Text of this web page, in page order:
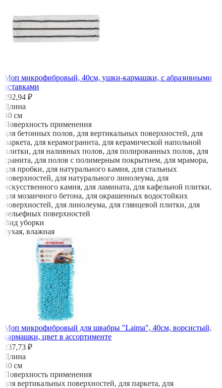
Моп микрофибровый, 40см, ушки-кармашки, с абразивными
вставками
292,94 ₽
Длина
40 см
Поверхность применения
для бетонных полов, для вертикальных поверхностей, для
паркета, для керамогранита, для керамической напольной
плитки, для наливных полов, для полированных полов, для
гранита, для полов с полимерным покрытием, для мрамора,
для пробки, для натурального камня, для стальных
поверхностей, для натурального линолеума, для
искусственного камня, для ламината, для кафельной плитки,
для мозаичного бетона, для окрашенных водостойких
поверхностей, для линолеума, для глянцевой плитки, для
рельефных поверхностей
Вид уборки
сухая, влажная
Моп микрофибровый для швабры "Laima", 40см, ворсистый,
кармашки, цвет в ассортименте
237,73 ₽
Длина
40 см
Поверхность применения
для вертикальных поверхностей, для паркета, для